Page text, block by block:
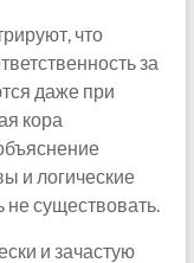
что
за
даже при
кора
и логические
не существовать.
и зачастую